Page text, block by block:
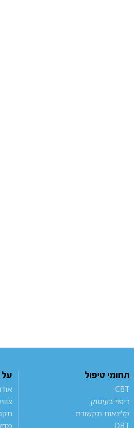
תחומי טיפול
CBT
ריפוי בעיסוק
קלינאות תקשורת
DBT
על